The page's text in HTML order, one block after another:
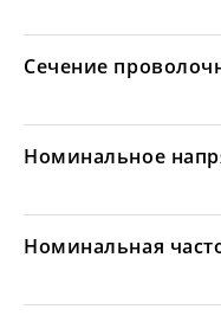
Сечение
Номинальное
Номинальная